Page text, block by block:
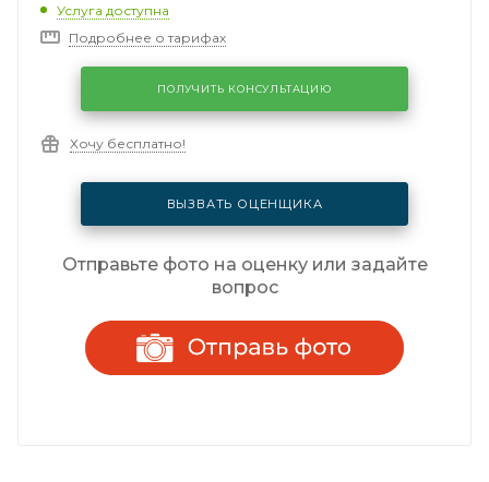
Услуга доступна
Подробнее о тарифах
ПОЛУЧИТЬ КОНСУЛЬТАЦИЮ
Хочу бесплатно!
ВЫЗВАТЬ ОЦЕНЩИКА
Отправьте фото на оценку или задайте
вопрос